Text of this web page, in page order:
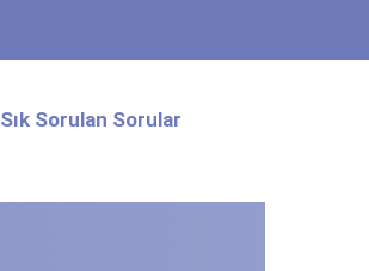
Sık Sorulan Sorular